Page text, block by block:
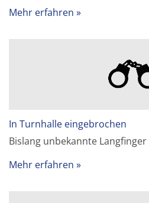
Mehr erfahren
In Turnhalle eingebrochen
Bislang unbekannte
Mehr erfahren